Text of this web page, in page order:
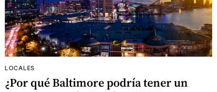
LOCALES
¿Por qué Baltimore podría tener un